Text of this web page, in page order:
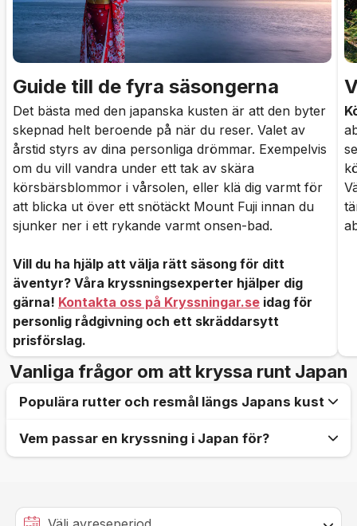
Guide till de fyra säsongerna
Det bästa med den japanska kusten är att den byter
skepnad helt beroende på när du reser. Valet av
årstid styrs av dina personliga drömmar. Exempelvis
om du vill vandra under ett tak av skära
körsbärsblommor i vårsolen, eller klä dig varmt för
att blicka ut över ett snötäckt Mount Fuji innan du
sjunker ner i ett rykande varmt onsen-bad.
Vill du ha hjälp att välja rätt säsong för ditt
äventyr? Våra kryssningsexperter hjälper dig
gärna! Kontakta oss på Kryssningar.se idag för
personlig rådgivning och ett skräddarsytt
prisförslag.
Vanliga frågor om att kryssa runt Japan
Populära rutter och resmål längs Japans kust
Klassiska Honshu och Mount Fuji:Den mest
oslagbar utsikt över Mount Fuji, upplever
Vem passar en kryssning i Japan för?
dig som vill uppleva allt från uråldriga Shinto-